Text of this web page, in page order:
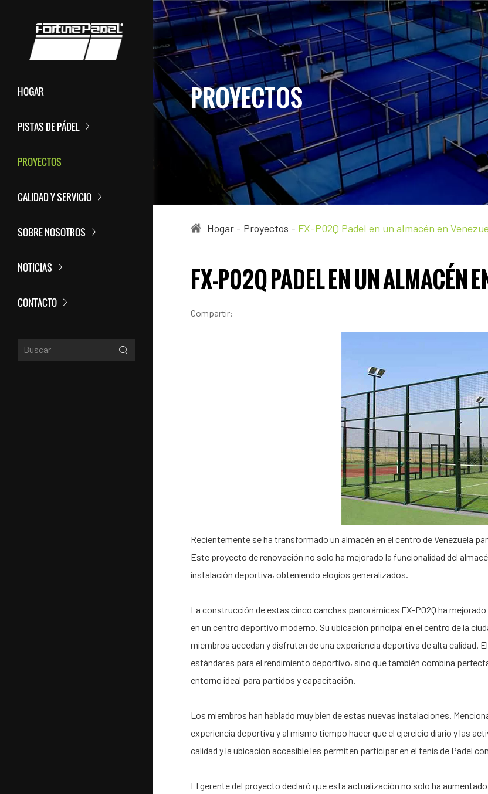
HOGAR
PISTAS DE PÁDEL
PROYECTOS
CALIDAD Y SERVICIO
SOBRE NOSOTROS
NOTICIAS
CONTACTO
PROYECTOS
Hogar - Proyectos - FX-P02Q Padel en un almacén en
FX-P02Q PADEL EN UN ALMACÉN
Compartir:
Recientemente se ha transformado un almacén en el centro de Venezuela
Este proyecto de renovación no solo ha mejorado la funcionalidad del
instalación deportiva, obteniendo elogios generalizados.
La construcción de estas cinco canchas panorámicas FX-P02Q ha
en un centro deportivo moderno. Su ubicación principal en el centro de la
miembros accedan y disfruten de una experiencia deportiva de alta calidad.
estándares para el rendimiento deportivo, sino que también combina
entorno ideal para partidos y capacitación.
Los miembros han hablado muy bien de estas nuevas instalaciones.
experiencia deportiva y al mismo tiempo hacer que el ejercicio diario y las
calidad y la ubicación accesible les permiten participar en el tenis de Padel
El gerente del proyecto declaró que esta actualización no solo ha